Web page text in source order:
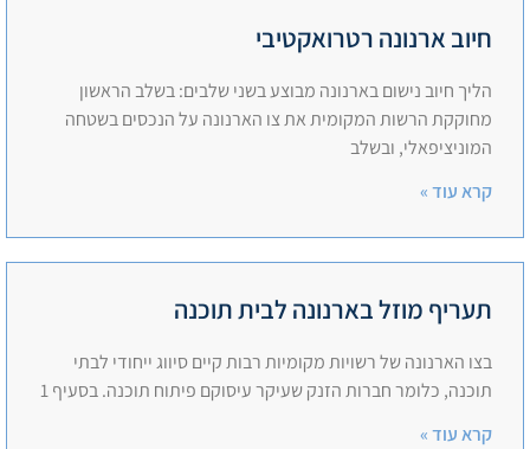
חיוב ארנונה רטרואקטיבי
הליך חיוב נישום בארנונה מבוצע בשני שלבים: בשלב הראשון
מחוקקת הרשות המקומית את צו הארנונה על הנכסים בשטחה
המוניציפאלי, ובשלב
קרא עוד »
תעריף מוזל בארנונה לבית תוכנה
בצו הארנונה של רשויות מקומיות רבות קיים סיווג ייחודי לבתי
תוכנה, כלומר חברות הזנק שעיקר עיסוקם פיתוח תוכנה. בסעיף 1
קרא עוד »